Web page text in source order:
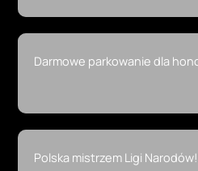
Darmowe parkowanie dla
Polska mistrzem Ligi